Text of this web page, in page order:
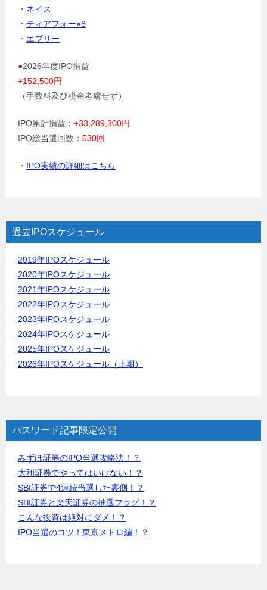
・ ネイス
・ ティアフォー×6
・ エブリー
●2026年度IPO損益
+152,500円
（手数料及び税金考慮せず）
IPO累計損益： +33,289,300円
IPO総当選回数： 530回
・ IPO実績の詳細はこちら
過去IPOスケジュール
2019年IPOスケジュール
2020年IPOスケジュール
2021年IPOスケジュール
2022年IPOスケジュール
2023年IPOスケジュール
2024年IPOスケジュール
2025年IPOスケジュール
2026年IPOスケジュール（上期）
パスワード記事限定公開
みずほ証券のIPO当選攻略法！？
大和証券でやってはいけない！？
SBI証券で4連続当選した裏側！？
SBI証券と楽天証券の抽選フラグ！？
こんな投資は絶対にダメ！？
IPO当選のコツ！東京メトロ編！？